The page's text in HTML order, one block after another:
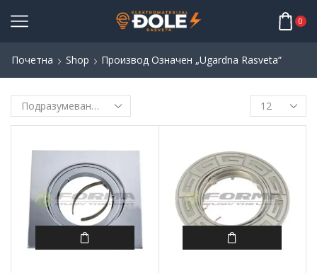
0
Почетна Shop Производ Oзначен „ugardna Rasveta“